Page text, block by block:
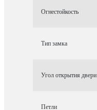
Огнестойкость
Тип замка
Угол открытия двери
Петли